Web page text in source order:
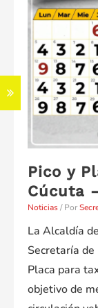
Pico y
Cúcuta
Noticias/ Por
La Alcaldía
Secretaría
Placa para
objetivo de